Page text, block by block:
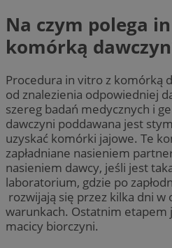
Na czym polega
komórką
Procedura in vitro z komórką
od znalezienia odpowiedniej
szereg badań medycznych i
dawczyni poddawana jest
uzyskać komórki jajowe. Te
zapładniane nasieniem
nasieniem dawcy, jeśli jest
laboratorium, gdzie po
rozwijają się przez kilka dni w
warunkach. Ostatnim
macicy biorczyni.